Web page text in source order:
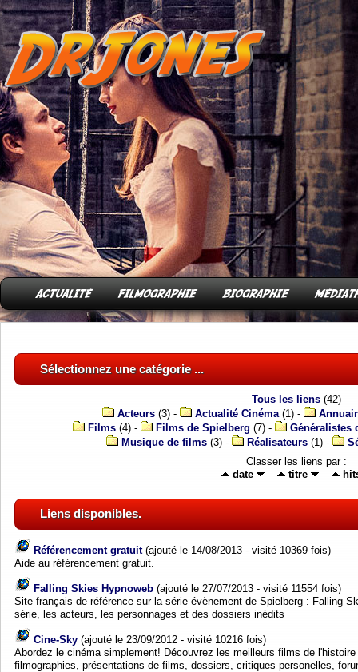
Sélectionnez une catégorie ...
Tous les liens (42)
Acteurs (3) - Actualité Cinéma (1) -
Films(4) - Films de Spielberg (7) -
Généralistes
Musique de films(3) - Réalisateurs(1) -
Classer les liens par :
date
titre
Liens disponibles.
Référencement gratuit(ajouté le 14/08/2013 - visité 10369 fois)
Aide au référencement gratuit.
Falling Skies Hypnoweb (ajouté le 27/07/2013 - visité 11554 fois)
Site français de référence sur la série évènement de Spielberg : Falling
série, les acteurs, les personnages et des dossiers inédits
Cine-Sky (ajouté le 23/09/2012 - visité 10216 fois)
Abordez le cinéma simplement! Découvrez les meilleurs films de
filmographies, présentations de films, dossiers, critiques personelles,